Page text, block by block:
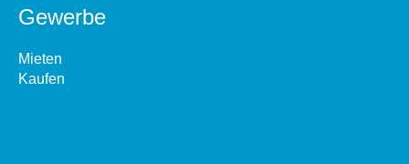
Gewerbe
Mieten
Kaufen